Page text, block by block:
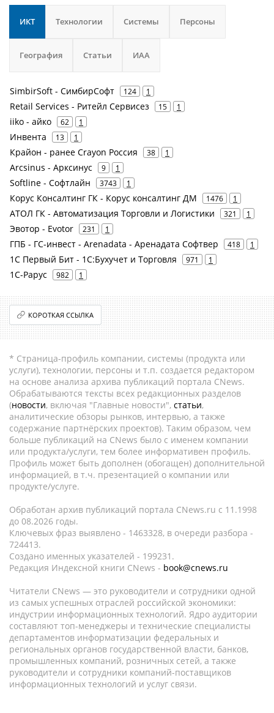
ИКТ Технологии Системы Персоны
География Статьи ИАА
SimbirSoft - СимбирСофт 124 1
Retail Services - Ритейл Сервисез 15 1
iiko - айко 62 1
Инвента 13 1
Крайон - ранее Crayon Россия 38 1
Arcsinus - Арксинус 9 1
Softline - Софтлайн 3743 1
Корус Консалтинг ГК - Корус консалтинг ДМ 1476 1
АТОЛ ГК - Автоматизация Торговли и Логистики 321 1
Эвотор - Evotor 231 1
ГПБ - ГС-инвест - Arenadata - Аренадата Софтвер 418 1
1С Первый Бит - 1С:Бухучет и Торговля 971 1
1С-Рарус 982 1
КОРОТКАЯ ССЫЛКА
* Страница-профиль компании, системы (продукта или
услуги), технологии, персоны и т.п. создается редактором
на основе анализа архива публикаций портала CNews.
Обрабатываются тексты всех редакционных разделов
(новости, включая "Главные новости", статьи,
аналитические обзоры рынков, интервью, а также
содержание партнёрских проектов). Таким образом, чем
больше публикаций на CNews было с именем компании
или продукта/услуги, тем более информативен профиль.
Профиль может быть дополнен (обогащен) дополнительной
информацией, в т.ч. презентацией о компании или
продукте/услуге.
Обработан архив публикаций портала CNews.ru c 11.1998
до 08.2026 годы.
Ключевых фраз выявлено - 1463328, в очереди разбора -
724413.
Создано именных указателей - 199231.
Редакция Индексной книги CNews - book@cnews.ru
Читатели CNews — это руководители и сотрудники одной
из самых успешных отраслей российской экономики:
индустрии информационных технологий. Ядро аудитории
составляют топ-менеджеры и технические специалисты
департаментов информатизации федеральных и
региональных органов государственной власти, банков,
промышленных компаний, розничных сетей, а также
руководители и сотрудники компаний-поставщиков
информационных технологий и услуг связи.